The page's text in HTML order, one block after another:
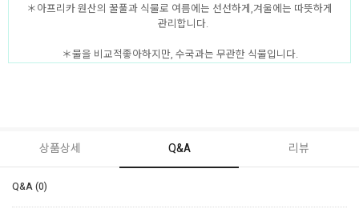
＊아프리카 원산의 꿀풀과 식물로 여름에는 선선하게,겨울에는 따뜻하게
관리합니다.
＊물을 비교적좋아하지만, 수국과는 무관한 식물입니다.
상품상세 Q&A 리뷰
Q&A (0)